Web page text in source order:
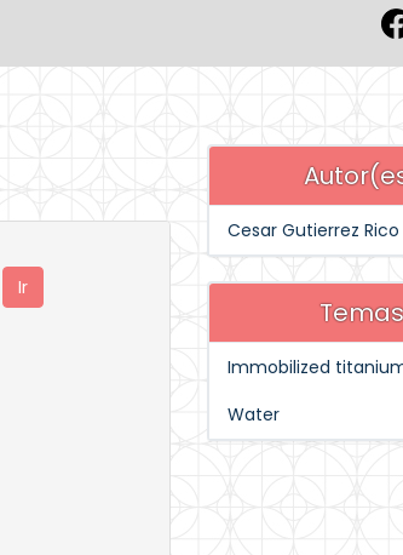
Cesar Gutierrez Rico
Temas
Immobilized
Water